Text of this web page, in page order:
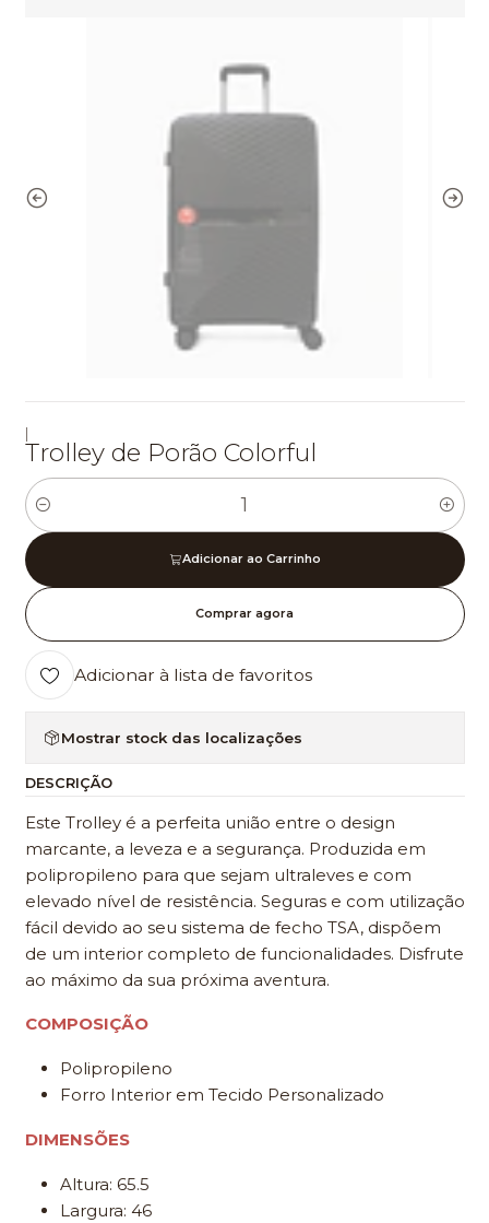
|
Trolley de Porão Colorful
Quantidade
Adicionar ao Carrinho
Comprar agora
Adicionar à lista de favoritos
Mostrar stock das localizações
DESCRIÇÃO
Este Trolley é a perfeita união entre o design
marcante, a leveza e a segurança. Produzida em
polipropileno para que sejam ultraleves e com
elevado nível de resistência. Seguras e com utilização
fácil devido ao seu sistema de fecho TSA, dispõem
de um interior completo de funcionalidades. Disfrute
ao máximo da sua próxima aventura.
COMPOSIÇÃO
Polipropileno
Forro Interior em Tecido Personalizado
DIMENSÕES
Altura: 65.5
Largura: 46